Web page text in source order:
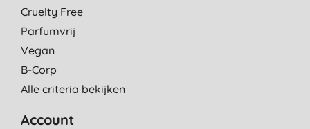
Cruelty Free
Parfumvrij
Vegan
B-Corp
Alle criteria bekijken
Account